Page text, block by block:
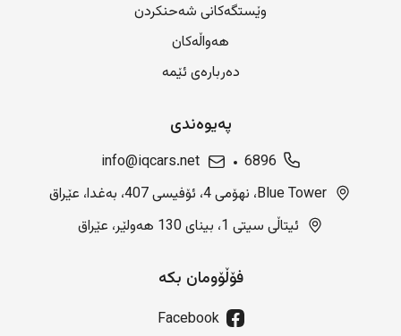
وێستگەکانی شەحنکردن
هەواڵەکان
دەربارەی ئێمە
پەیوەندی
6896
info@iqcars.net
Blue Tower، نهۆمی 4، ئۆفیسی 407، بەغدا، عێراق
ئیتاڵی سیتی 1، بینای 130 هەولێر، عێراق
فۆڵۆومان بکە
Facebook